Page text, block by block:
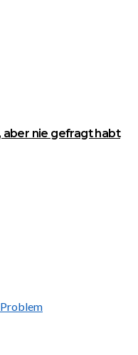
aber nie gefragt habt